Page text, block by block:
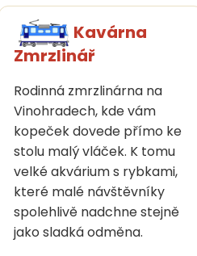
Kavárna
Zmrzlinář
Rodinná zmrzlinárna na
Vinohradech, kde vám
kopeček dovede přímo ke
stolu malý vláček. K tomu
velké akvárium s rybkami,
které malé návštěvníky
spolehlivě nadchne stejně
jako sladká odměna.